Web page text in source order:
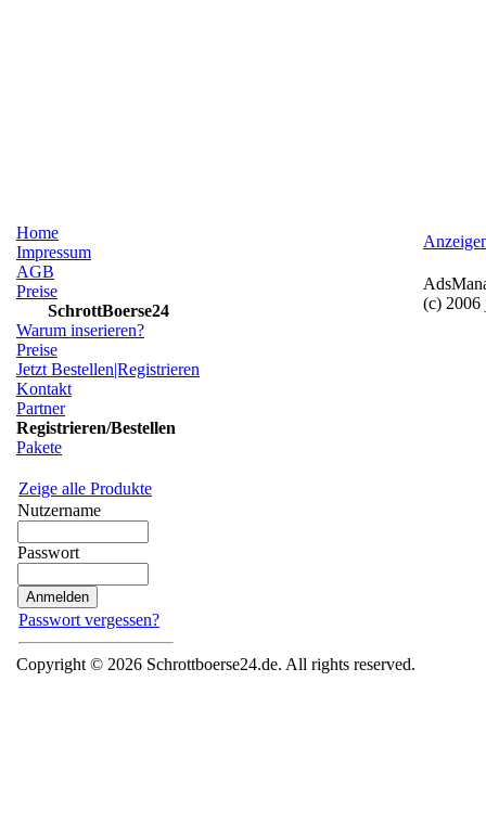
Home
Impressum
AGB
Preise
SchrottBoerse24
Warum inserieren?
Preise
Jetzt Bestellen|Registrieren
Kontakt
Partner
Registrieren/Bestellen
Pakete
Zeige alle Produkte
Nutzername
Passwort
Passwort vergessen?
(c) 2006
Copyright © 2026 Schrottboerse24.de. All rights reserved.